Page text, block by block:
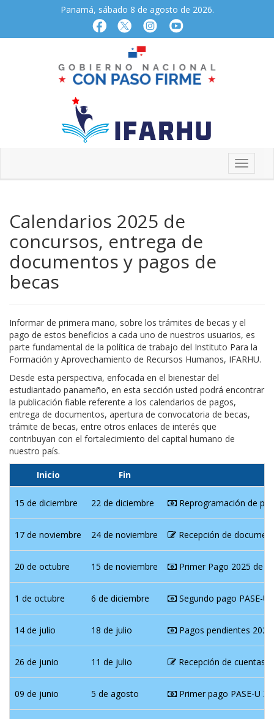
Panamá, sábado 8 de agosto de 2026.
Calendarios 2025 de
concursos, entrega de
documentos y pagos de
becas
Informar de primera mano, sobre los trámites de becas y el
pago de estos beneficios a cada uno de nuestros usuarios, es
parte fundamental de la política de trabajo del Instituto Para la
Formación y Aprovechamiento de Recursos Humanos, IFARHU.
Desde esta perspectiva, enfocada en el bienestar del
estudiantado panameño, en esta sección usted podrá encontrar
la publicación fiable referente a los calendarios de pagos,
entrega de documentos, apertura de convocatoria de becas,
trámite de becas, entre otros enlaces de interés que
contribuyan con el fortalecimiento del capital humano de
nuestro país.
Inicio Fin
15 de diciembre 22 de diciembre Reprogramación de
17 de noviembre 24 de noviembre Recepción de
20 de octubre 15 de noviembre Primer Pago 2025 de
1 de octubre 6 de diciembre Segundo pago PASE-U
14 de julio 18 de julio Pagos pendientes
26 de junio 11 de julio Recepción de cuentas
09 de junio 5 de agosto Primer pago PASE-U